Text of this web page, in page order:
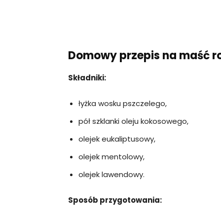
Domowy przepis na maść
Składniki:
łyżka wosku pszczelego,
pół szklanki oleju kokosowego,
olejek eukaliptusowy,
olejek mentolowy,
olejek lawendowy.
Sposób przygotowania: